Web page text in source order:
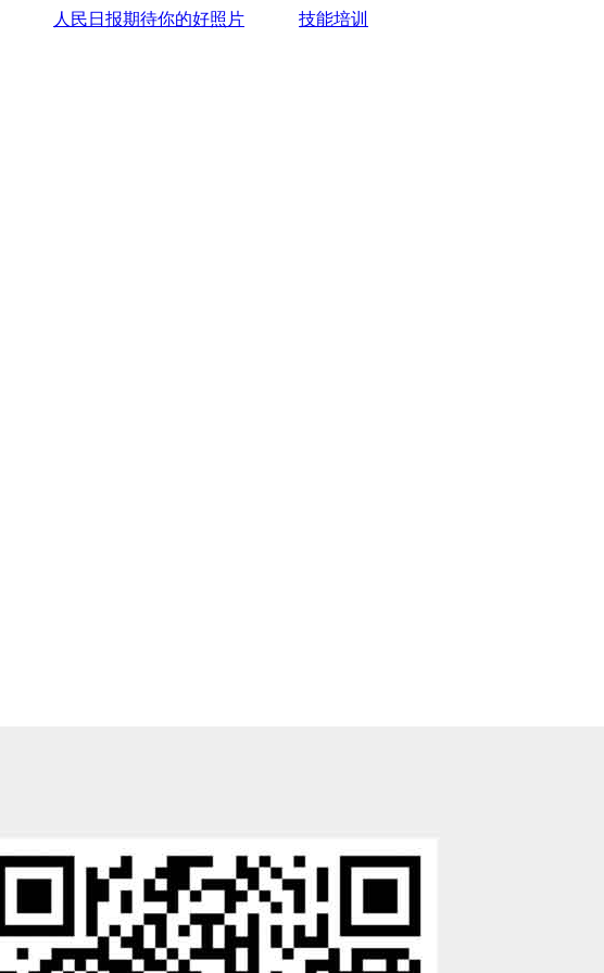
人民日报期待你的好照片 技能培训